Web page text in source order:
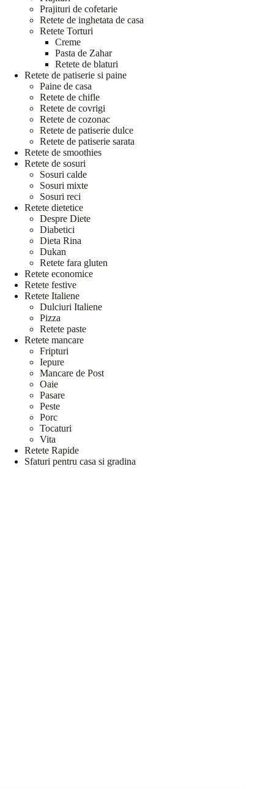
Prajituri de cofetarie
Retete de inghetata de casa
Retete Torturi
Creme
Pasta de Zahar
Retete de blaturi
Retete de patiserie si paine
Paine de casa
Retete de chifle
Retete de covrigi
Retete de cozonac
Retete de patiserie dulce
Retete de patiserie sarata
Retete de smoothies
Retete de sosuri
Sosuri calde
Sosuri mixte
Sosuri reci
Retete dietetice
Despre Diete
Diabetici
Dieta Rina
Dukan
Retete fara gluten
Retete economice
Retete festive
Retete Italiene
Dulciuri Italiene
Pizza
Retete paste
Retete mancare
Fripturi
Iepure
Mancare de Post
Oaie
Pasare
Peste
Porc
Tocaturi
Vita
Retete Rapide
Sfaturi pentru casa si gradina